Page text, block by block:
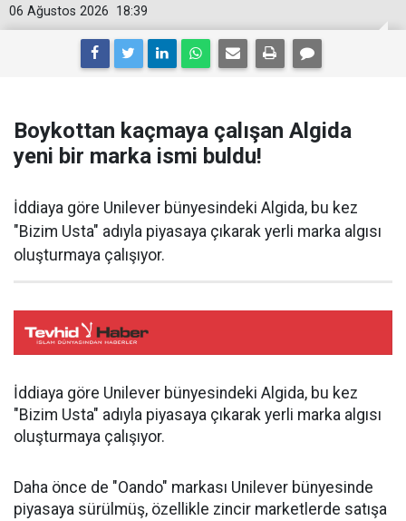
18:39
06 Ağustos 2026
Boykottan kaçmaya çalışan Algida
yeni bir marka ismi buldu!
İddiaya göre Unilever bünyesindeki Algida, bu kez
"Bizim Usta" adıyla piyasaya çıkarak yerli marka algısı
oluşturmaya çalışıyor.
İddiaya göre Unilever bünyesindeki Algida, bu kez
"Bizim Usta" adıyla piyasaya çıkarak yerli marka algısı
oluşturmaya çalışıyor.
Daha önce de "Oando" markası Unilever bünyesinde
piyasaya sürülmüş, özellikle zincir marketlerde satışa